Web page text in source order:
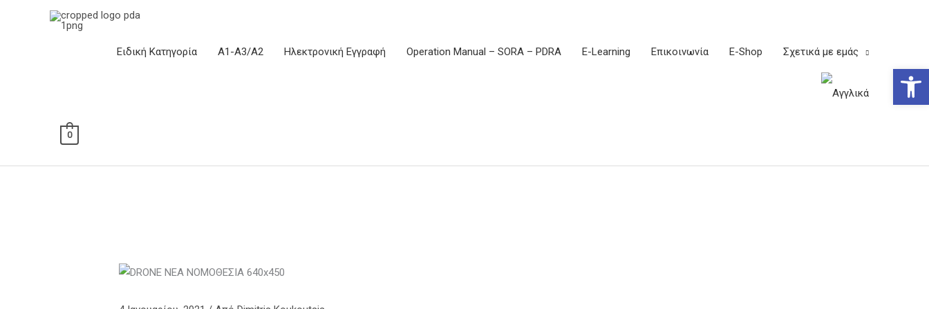
Ειδική Κατηγορία Α1-Α3/Α2 Ηλεκτρονική Εγγραφή Operation Manual – SORA – PDRA E-Learning Επικοινωνία E-Shop Σχετικά με εμάς
0